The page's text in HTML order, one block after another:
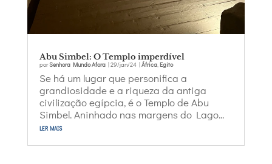
Abu Simbel: O Templo imperdível
porSenhora Mundo Afora| 29/jan/24| África, Egito
Se há um lugar que personifica a
grandiosidade e a riqueza da antiga
civilização egípcia, é o Templo de Abu
Simbel. Aninhado nas margens do Lago...
ler mais